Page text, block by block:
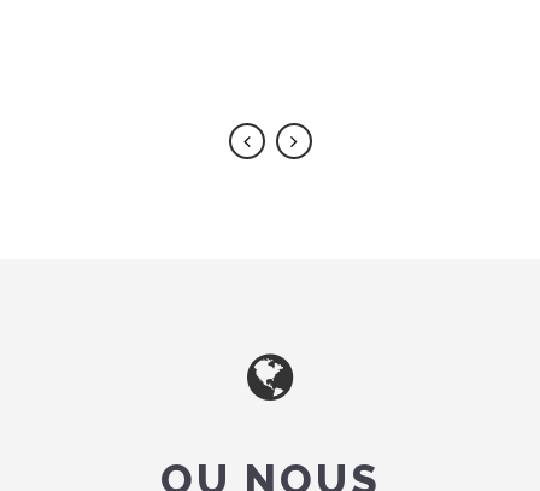
OU NOUS